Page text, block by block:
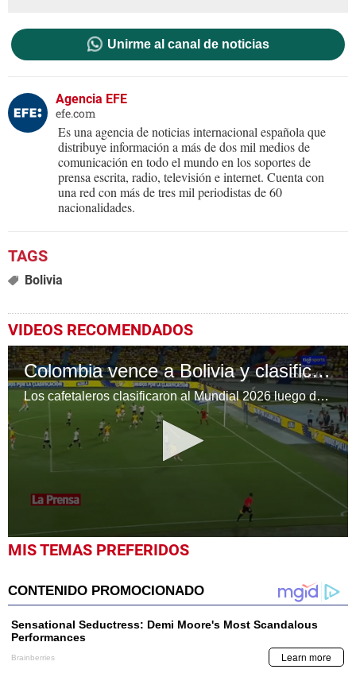
Unirme al canal de noticias
Agencia EFE
efe.com
Es una agencia de noticias internacional española que
distribuye información a más de dos mil medios de
comunicación en todo el mundo en los soportes de
prensa escrita, radio, televisión e internet. Cuenta con
una red con más de tres mil periodistas de 60
nacionalidades.
Bolivia
VIDEOS RECOMENDADOS
Colombia vence a Bolivia y clasifica al Mundial 2026
Los cafetaleros clasificaron al Mundial 2026 luego de golear a Bolivia en la penúltima jornada de las Eliminatorias Sudamericanas.
0
seconds
minute,
58
seconds
MIS TEMAS PREFERIDOS